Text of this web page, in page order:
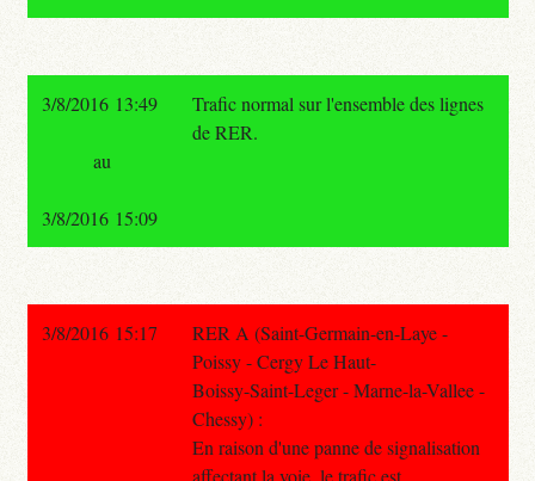
3/8/2016 13:49
Trafic normal sur l'ensemble des lignes
de RER.
au
3/8/2016 15:09
3/8/2016 15:17
RER A (Saint-Germain-en-Laye -
Poissy - Cergy Le Haut-
Boissy-Saint-Leger - Marne-la-Vallee -
Chessy) :
En raison d'une panne de signalisation
affectant la voie, le trafic est